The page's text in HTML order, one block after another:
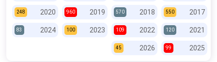
2017
550
2018
570
2019
960
2020
248
2021
120
2022
109
2023
100
2024
83
2025
99
2026
45